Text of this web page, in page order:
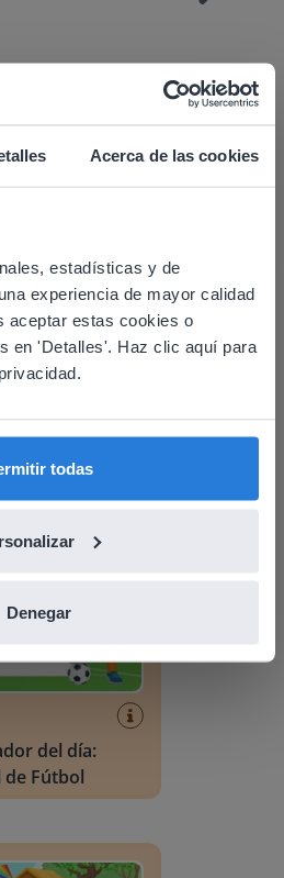
Acerca de las cookies
estadísticas y de
experiencia de mayor calidad
aceptar estas cookies o
en 'Detalles'. Haz clic aquí para
todas
Denegar
más!
día: Verano
del día:
día: Mundial de Fútbol
del día:
Fútbol
match
we think you might
website. There you'll
Español